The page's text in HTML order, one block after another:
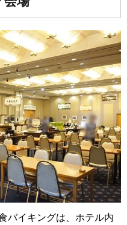
バイキングは、ホテル内